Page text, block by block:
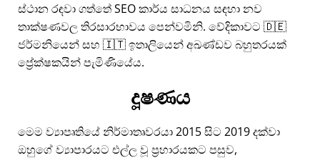
ස්ථාන රඳවා ගත්තේ SEO කාර්ය සාධනය සඳහා නව
තාක්ෂණවල තිරසාරභාවය පෙන්වමිනි. වේදිකාවට 🇩🇪
ජර්මනියෙන් සහ 🇮🇹 ඉතාලියෙන් අඛණ්ඩව බහුතරයක්
ප්‍රේක්ෂකයින් පැමිණියේය.
දූෂණය
මෙම ව්‍යාපෘතියේ නිර්මාතෘවරයා 2015 සිට 2019 දක්වා
ඔහුගේ ව්‍යාපාරයට එල්ල වූ ප්‍රහාරයකට පසුව,